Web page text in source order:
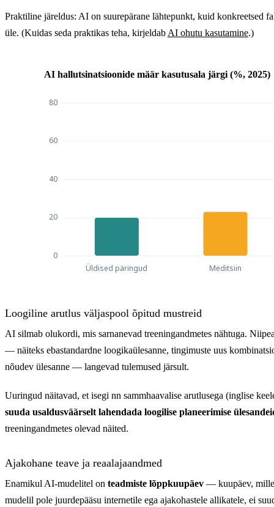
Praktiline järeldus: AI on suurepärane lähtepunkt, kuid konkreetsed
üle. (Kuidas seda praktikas teha, kirjeldab AI ohutu kasutamine.)
AI hallutsinatsioonide määr kasutusala järgi (%, 2025)
Üldised päringud 20
Loogiline arutlus väljaspool õpitud mustreid
AI silmab olukordi, mis sarnanevad treeningandmetes nähtuga.
— näiteks ebastandardne loogikaülesanne, tingimuste uus
nõudev ülesanne — langevad tulemused järsult.
Uuringud näitavad, et isegi nn sammhaavalise arutlusega (inglise
suuda usaldusväärselt lahendada loogilise planeerimise
treeningandmetes olevad näited.
Ajakohane teave ja reaalajaandmed
Enamikul AI-mudelitel on teadmiste lõppkuupäev — kuupäev,
mudelil pole juurdepääsu internetile ega ajakohastele allikatele, ei